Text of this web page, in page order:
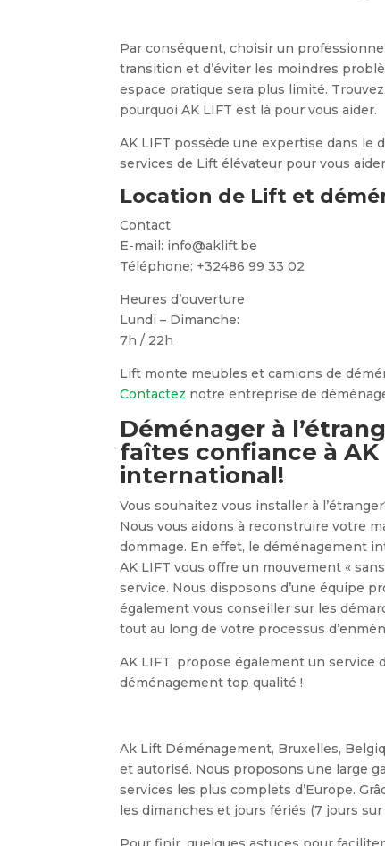
Par conséquent, choisir un
transition et d’éviter les moindres
espace pratique sera plus limité.
pourquoi AK LIFT est là pour vous aider.
AK LIFT possède une expertise dans le
services de Lift élévateur pour vous
Location de Lift et
Contact
E-mail: info@aklift.be
Téléphone: +32486 99 33 02
Heures d’ouverture
Lundi – Dimanche:
7h / 22h
Lift monte meubles et camions de
Contactez notre entreprise de
Déménager à
faîtes confiance à
international!
Vous souhaitez vous installer à
Nous vous aidons à reconstruire votre
dommage. En effet, le déménagement
AK LIFT vous offre un mouvement «
service. Nous disposons d’une équipe
également vous conseiller sur les
tout au long de votre processus
AK LIFT, propose également un service
déménagement top qualité !
Ak Lift Déménagement, Bruxelles,
et autorisé. Nous proposons une large
services les plus complets d’Europe.
les dimanches et jours fériés (7 jours